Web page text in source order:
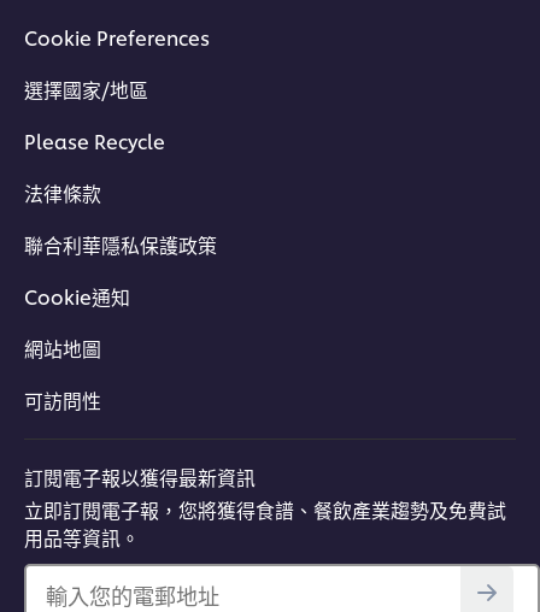
Cookie Preferences
選擇國家/地區
Please Recycle
法律條款
聯合利華隱私保護政策
Cookie通知
網站地圖
可訪問性
訂閱電子報以獲得最新資訊
立即訂閱電子報，您將獲得食譜、餐飲產業趨勢及免費試
用品等資訊。
輸入您的電郵地址